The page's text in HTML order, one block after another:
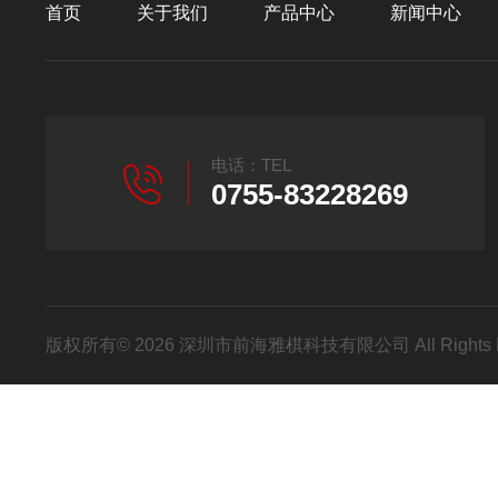
首页 关于我们 产品中心 新闻中心
电话：TEL
0755-83228269
版权所有© 2026 深圳市前海雅棋科技有限公司 All